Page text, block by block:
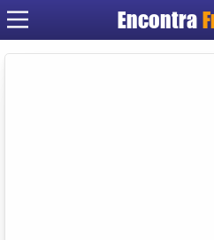
Encontra